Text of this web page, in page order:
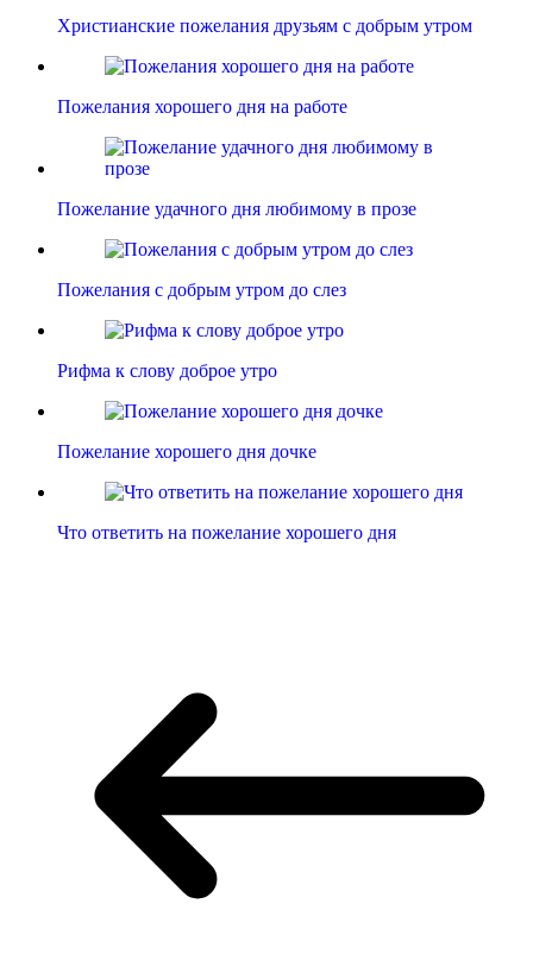
Христианские пожелания друзьям с добрым утром
Пожелания хорошего дня на работе
Пожелание удачного дня любимому в прозе
Пожелания с добрым утром до слез
Рифма к слову доброе утро
Пожелание хорошего дня дочке
Что ответить на пожелание хорошего дня